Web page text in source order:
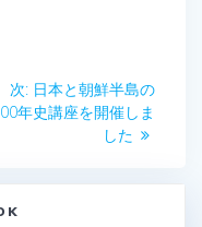
次: 次
の
日本と朝鮮半島の
年史講座を開催しま
した